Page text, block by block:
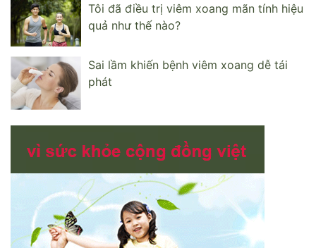
Tôi đã điều trị viêm xoang mãn tính hiệu
quả như thế nào?
Sai lầm khiến bệnh viêm xoang dễ tái
phát